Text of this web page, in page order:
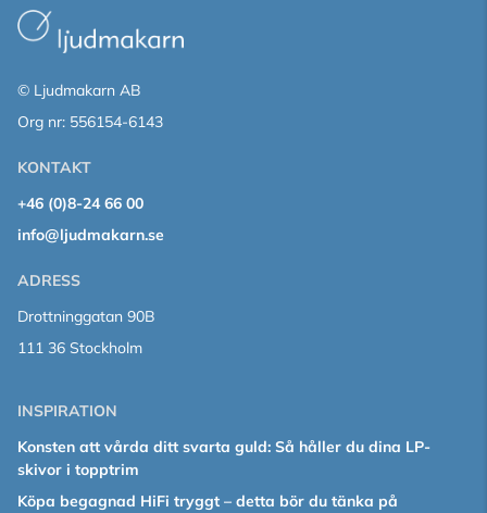
© Ljudmakarn AB
Org nr: 556154-6143
KONTAKT
+46 (0)8-24 66 00
info@ljudmakarn.se
ADRESS
Drottninggatan 90B
111 36 Stockholm
INSPIRATION
Konsten att vårda ditt svarta guld: Så håller du dina LP-
skivor i topptrim
Köpa begagnad HiFi tryggt – detta bör du tänka på